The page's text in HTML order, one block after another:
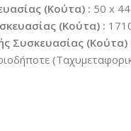
(Κούτα) : 50 x
(Κούτα) :
Συσκευασίας (Κούτα)